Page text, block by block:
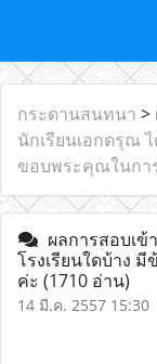
กระดานสนทนา >
นักเรียนเอกดรุณ
ขอบพระคุณในกา
ผลการสอบเ
โรงเรียนใดบ้าง
ค่ะ (1710 อ่าน)
14 มี.ค. 2557 15:30